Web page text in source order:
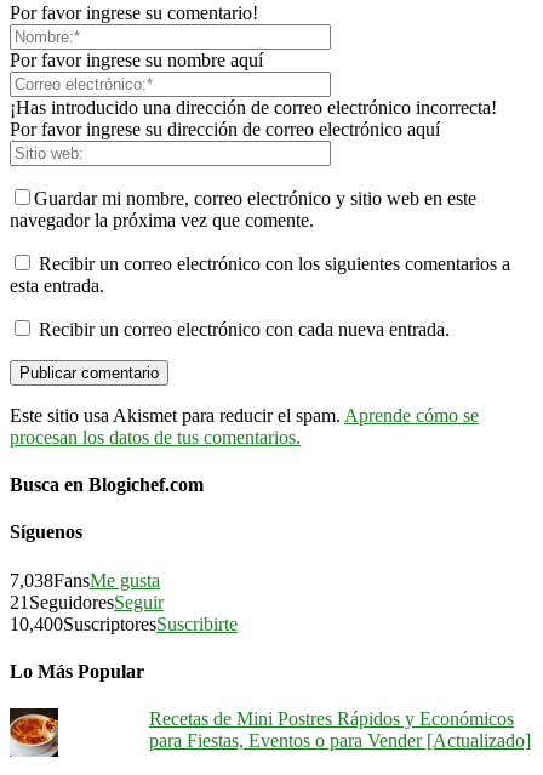
Por favor ingrese su comentario!
Por favor ingrese su nombre aquí
¡Has introducido una dirección de correo electrónico incorrecta!
Por favor ingrese su dirección de correo electrónico aquí
Guardar mi nombre, correo electrónico y sitio web en este
navegador la próxima vez que comente.
Recibir un correo electrónico con los siguientes comentarios a
esta entrada.
Recibir un correo electrónico con cada nueva entrada.
Este sitio usa Akismet para reducir el spam. Aprende cómo se
procesan los datos de tus comentarios.
Busca en Blogichef.com
Síguenos
7,038FansMe gusta
21 SeguidoresSeguir
10,400SuscriptoresSuscribirte
Lo Más Popular
Recetas de Mini Postres Rápidos y Económicos
para Fiestas, Eventos o para Vender [Actualizado]